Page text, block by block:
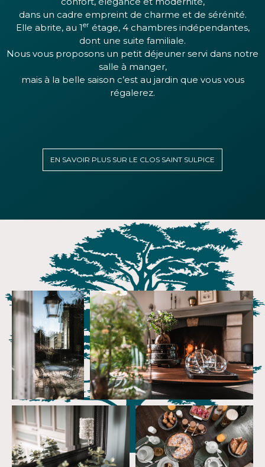
dans un cadre empreint de charme et de sérénité.
Elle abrite, au 1er étage, 4 chambres indépendantes,
dont une suite familiale.
Nous vous proposons un petit déjeuner servi dans notre
salle à manger,
mais à la belle saison c’est au jardin que vous vous
régalerez.
EN SAVOIR PLUS SUR LE CLOS SAINT SULPICE